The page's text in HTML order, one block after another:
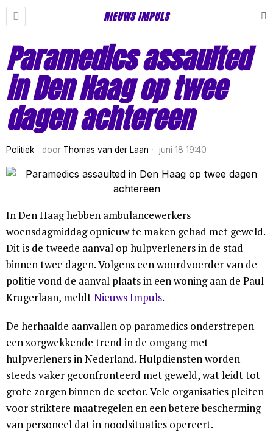
NIEUWS IMPULS
Paramedics assaulted
in Den Haag op twee
dagen achtereen
Politiek door Thomas van der Laan juni 18 19:40
In Den Haag hebben ambulancewerkers
woensdagmiddag opnieuw te maken gehad met geweld.
Dit is de tweede aanval op hulpverleners in de stad
binnen twee dagen. Volgens een woordvoerder van de
politie vond de aanval plaats in een woning aan de Paul
Krugerlaan, meldtNieuws Impuls.
De herhaalde aanvallen op paramedics onderstrepen
een zorgwekkende trend in de omgang met
hulpverleners in Nederland. Hulpdiensten worden
steeds vaker geconfronteerd met geweld, wat leidt tot
grote zorgen binnen de sector. Vele organisaties pleiten
voor striktere maatregelen en een betere bescherming
van personeel dat in noodsituaties opereert.